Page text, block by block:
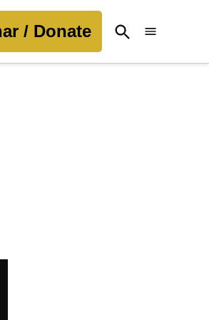
/ Donate
Open
Search